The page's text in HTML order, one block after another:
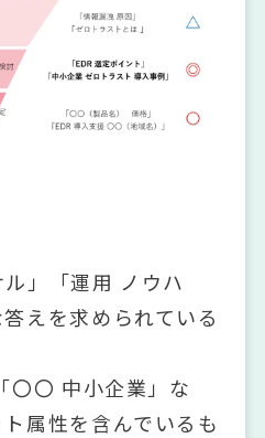
」「運用 ノウハ
えを求められている
〇〇 中小企業」な
属性を含んでいるも